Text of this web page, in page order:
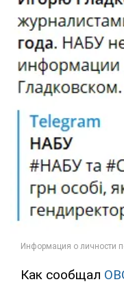
Как сообщал